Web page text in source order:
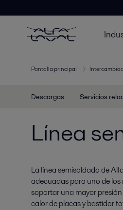
Pantalla principal
Descargas Servicios
Línea
La línea semisoldada de
adecuadas para uno de los
soportar una mayor
calor de placas y bastidor